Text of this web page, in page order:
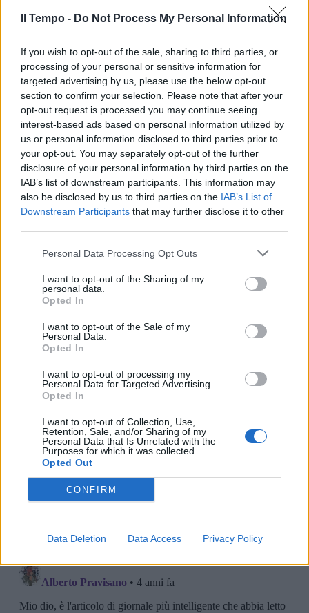
Il Tempo - Do Not Process My Personal Information
If you wish to opt-out of the sale, sharing to third parties, or
processing of your personal or sensitive information for
targeted advertising by us, please use the below opt-out
section to confirm your selection. Please note that after your
opt-out request is processed you may continue seeing
interest-based ads based on personal information utilized by
us or personal information disclosed to third parties prior to
your opt-out. You may separately opt-out of the further
disclosure of your personal information by third parties on the
IAB’s list of downstream participants. This information may
also be disclosed by us to third parties on the IAB’s List of
Downstream Participants that may further disclose it to other
Personal Data Processing Opt Outs
I want to opt-out of the Sharing of my
personal data.
Opted In
I want to opt-out of the Sale of my
Personal Data.
Opted In
I want to opt-out of processing my
Personal Data for Targeted Advertising.
Opted In
I want to opt-out of Collection, Use,
Retention, Sale, and/or Sharing of my
Personal Data that Is Unrelated with the
Purposes for which it was collected.
Opted Out
CONFIRM
Data Deletion Data Access Privacy Policy